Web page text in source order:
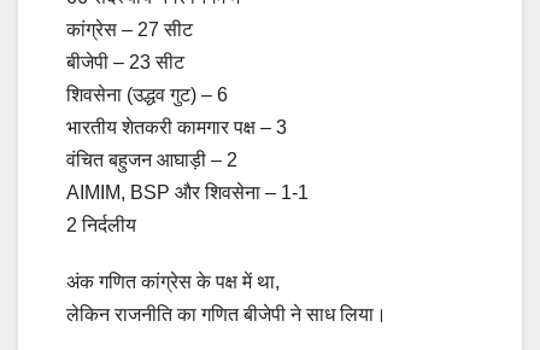
कांग्रेस – 27 सीट
बीजेपी – 23 सीट
शिवसेना (उद्धव गुट) – 6
भारतीय शेतकरी कामगार पक्ष – 3
वंचित बहुजन आघाड़ी – 2
AIMIM, BSP और शिवसेना – 1-1
2 निर्दलीय
अंक गणित कांग्रेस के पक्ष में था,
लेकिन राजनीति का गणित बीजेपी ने साध लिया।